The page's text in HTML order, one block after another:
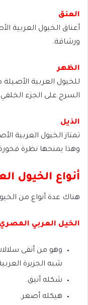
العنق
أعناق الخيول العربية
ورشاقة.
الظهر
للخيول العربية
السرج على الجزء
الذيل
تمتاز الخيول العربية
وهذا يمنحها نظرة
أنواع الخيول
هناك عدة أنواع من
الخيل العربي المصري
وهو من أنقى
شبه الجزيرة
شكله أنيق.
هيكله أصغر.